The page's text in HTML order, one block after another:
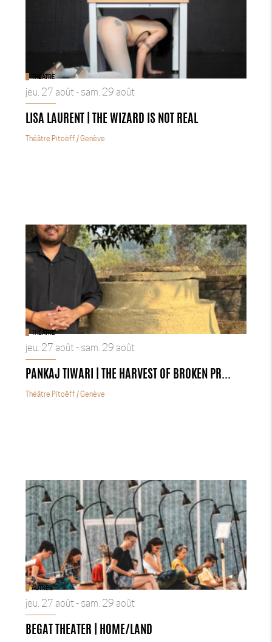
THÉÂTRE
jeu. 27 août - sam. 29 août
LISA LAURENT | THE WIZARD IS NOT REAL
Théâtre Pitoëff / Genève
THÉÂTRE
jeu. 27 août - sam. 29 août
PANKAJ TIWARI | THE HARVEST OF BROKEN PR...
Théâtre Pitoëff / Genève
AUTRES
jeu. 27 août - sam. 29 août
BEGAT THEATER | HOME/LAND